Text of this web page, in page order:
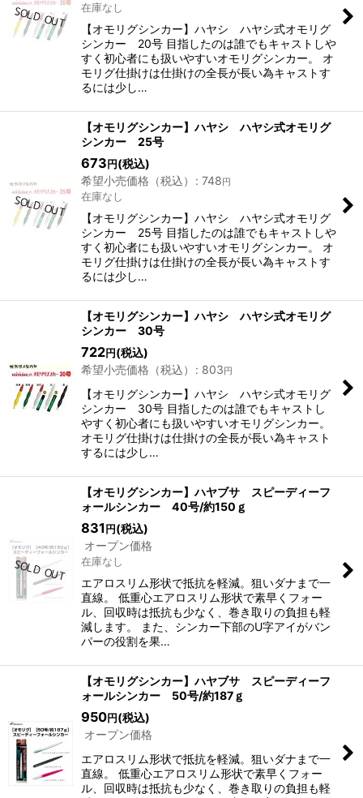
在庫なし
【オモリグシンカー】ハヤシ ハヤシ式オモリグ
シンカー 20号 目指したのは誰でもキャストしや
すく初心者にも扱いやすいオモリグシンカー。 オ
モリグ仕掛けは仕掛けの全長が長い為キャストす
るには少し…
【オモリグシンカー】ハヤシ ハヤシ式オモリグ
シンカー 25号
673 円 (税込)
希望小売価格（税込）
: 748 円
在庫なし
【オモリグシンカー】ハヤシ ハヤシ式オモリグ
シンカー 25号 目指したのは誰でもキャストしや
すく初心者にも扱いやすいオモリグシンカー。 オ
モリグ仕掛けは仕掛けの全長が長い為キャストす
るには少し…
【オモリグシンカー】ハヤシ ハヤシ式オモリグ
シンカー 30号
722円 (税込)
希望小売価格（税込）
: 803 円
【オモリグシンカー】ハヤシ ハヤシ式オモリグ
シンカー 30号 目指したのは誰でもキャストし
やすく初心者にも扱いやすいオモリグシンカー。
オモリグ仕掛けは仕掛けの全長が長い為キャスト
するには少し…
【オモリグシンカー】ハヤブサ スピーディーフ
ォールシンカー 40号/約150ｇ
831 円 (税込)
オープン価格
在庫なし
エアロスリム形状で抵抗を軽減。狙いダナまで一
直線。 低重心エアロスリム形状で素早くフォー
ル、回収時は抵抗も少なく、巻き取りの負担も軽
減します。 また、シンカー下部のU字アイがバン
パーの役割を果…
【オモリグシンカー】ハヤブサ スピーディーフ
ォールシンカー 50号/約187ｇ
950円 (税込)
オープン価格
エアロスリム形状で抵抗を軽減。狙いダナまで一
直線。 低重心エアロスリム形状で素早くフォー
ル、回収時は抵抗も少なく、巻き取りの負担も軽